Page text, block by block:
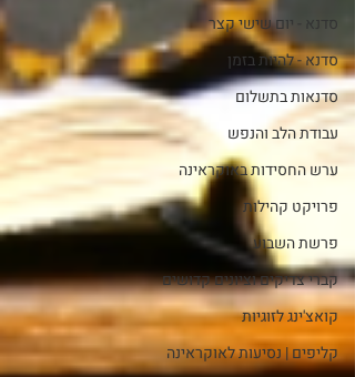
סדנא - יום שישי קצר
סדנא - להיות בזמן
סדנאות בתשלום
עבודת הלב והנפש
ערש החסידות באוקראינה
פרויקט קהילות
פרשת השבוע
קברי צדיקים וציונים קדושים
קואצ'ינג לזוגיות
קליפים | נסיעות לאוקראינה